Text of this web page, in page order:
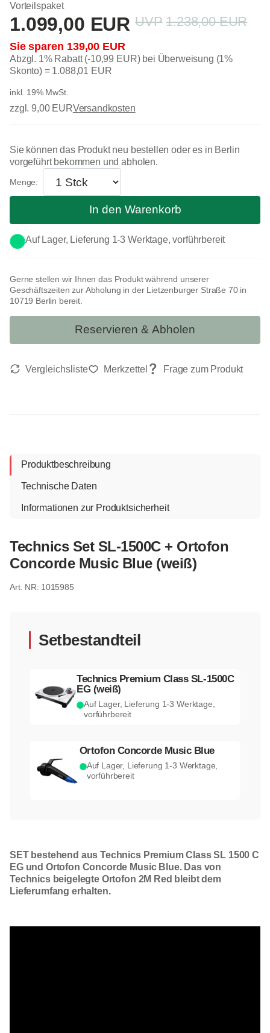
Vorteilspaket
1.238,00 EUR
139,00 EUR
1.099,00 EUR
Abzgl. 1% Rabatt (-10,99 EUR) bei Überweisung (1%
Skonto) = 1.088,01 EUR
inkl. 19% MwSt.
zzgl. 9,00 EURVersandkosten
Gerne stellen wir Ihnen das Produkt während unserer
Geschäftszeiten zur Abholung in der Lietzenburger Straße 70 in
10719 Berlin bereit.
Reservieren & Abholen
Auf Lager, Lieferung 1-3 Werktage, vorführbereit
Sie können das Produkt neu bestellen oder es in Berlin
vorgeführt bekommen und abholen.
In den Warenkorb
Produktbeschreibung
Technische Daten
Informationen zur Produktsicherheit
Technics Set SL-1500C + Ortofon
Concorde Music Blue (weiß)
1015985
Setbestandteil
Technics Premium Class SL-1500C
EG (weiß)
Auf Lager, Lieferung 1-3 Werktage,
vorführbereit
Ortofon Concorde Music Blue
Auf Lager, Lieferung 1-3 Werktage,
vorführbereit
SET bestehend aus Technics Premium Class SL 1500 C
EG und Ortofon Concorde Music Blue. Das von
Technics beigelegte Ortofon 2M Red bleibt dem
Lieferumfang erhalten.